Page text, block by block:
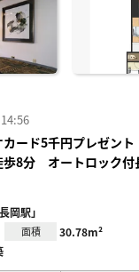
ード5千円プレゼント
歩8分 オートロック付
岡駅」
面積 30.78m²